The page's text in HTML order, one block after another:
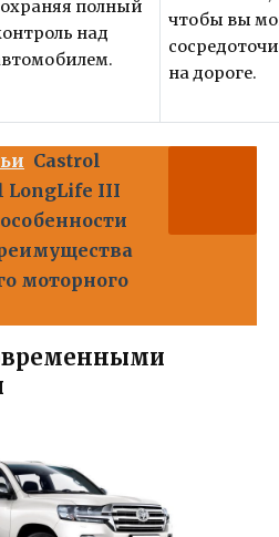
полный
над
чтобы вы
на дороге.
Castrol
LongLife III
моторного